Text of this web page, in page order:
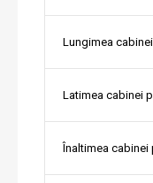
Lungimea
Latimea cabinei
Înaltimea cabinei